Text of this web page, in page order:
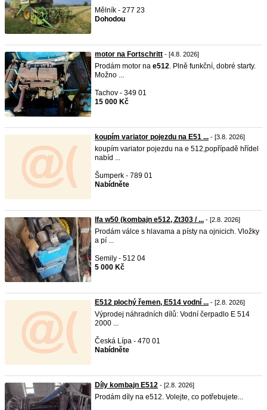
Mělník - 277 23
Dohodou
motor na Fortschritt - [4.8. 2026]
Prodám motor na e512. Plně funkční, dobré starty.
Možno ...
Tachov - 349 01
15 000 Kč
koupím variator pojezdu na E51 ... - [3.8. 2026]
koupím variator pojezdu na e 512,popřípadě hřídel
nabíd ...
Šumperk - 789 01
Nabídněte
Ifa w50 (kombajn e512, Zt303 / ... - [2.8. 2026]
Prodám válce s hlavama a písty na ojnicich. Vložky
a pí ...
Semily - 512 04
5 000 Kč
E512 plochý řemen, E514 vodní ... - [2.8. 2026]
Výprodej náhradních dílů: Vodní čerpadlo E 514
2000 ...
Česká Lípa - 470 01
Nabídněte
Díly kombajn E512 - [2.8. 2026]
Prodám díly na e512. Volejte, co potřebujete...